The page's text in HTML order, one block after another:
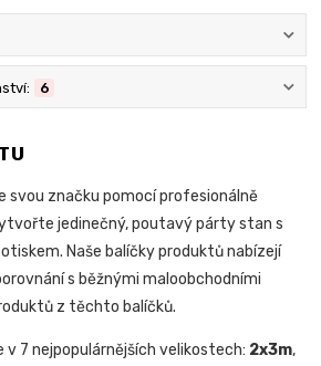
6
svou značku pomocí profesionálně
jedinečný, poutavý párty stan s
Naše balíčky produktů nabízejí
s běžnými maloobchodními
z těchto balíčků.
v 7 nejpopulárnějších velikostech: 2x3m,